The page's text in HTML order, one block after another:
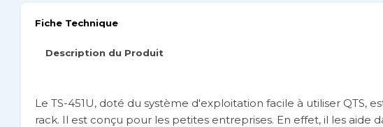
Fiche Technique
Description du Produit
Le TS-451U, doté du système d'exploitation facile à utiliser QTS,
rack. Il est conçu pour les petites entreprises. En effet, il les